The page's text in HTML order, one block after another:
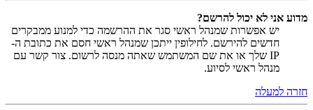
מדוע אני לא יכול להרשם?
יש אפשרות שמנהל ראשי סגר את ההרשמה כדי למנוע ממבקרים
חדשים להירשם. לחילופין ייתכן שמנהל ראשי חסם את כתובת ה-
IP שלך או את שם המשתמש שאתה מנסה לרשום. צור קשר עם
מנהל ראשי לסיוע.
חזרה למעלה